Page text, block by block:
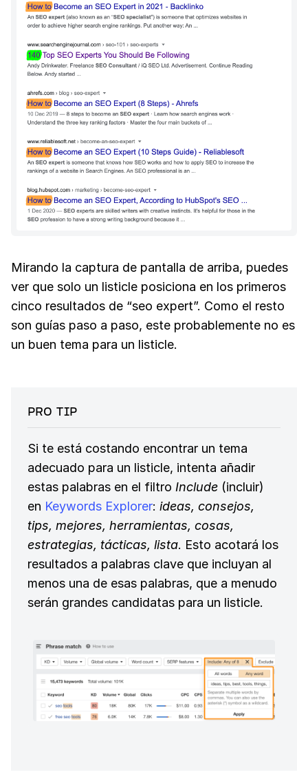
Mirando la captura de pantalla de arriba, puedes
ver que solo un listicle posiciona en los primeros
cinco resultados de “seo expert”. Como el resto
son guías paso a paso, este probablemente no es
un buen tema para un listicle.
PRO TIP
Si te está costando encontrar un tema
adecuado para un listicle, intenta añadir
estas palabras en el filtro Include (incluir)
en Keywords Explorer: ideas, consejos,
tips, mejores, herramientas, cosas,
estrategias, tácticas, lista. Esto acotará los
resultados a palabras clave que incluyan al
menos una de esas palabras, que a menudo
serán grandes candidatas para un listicle.